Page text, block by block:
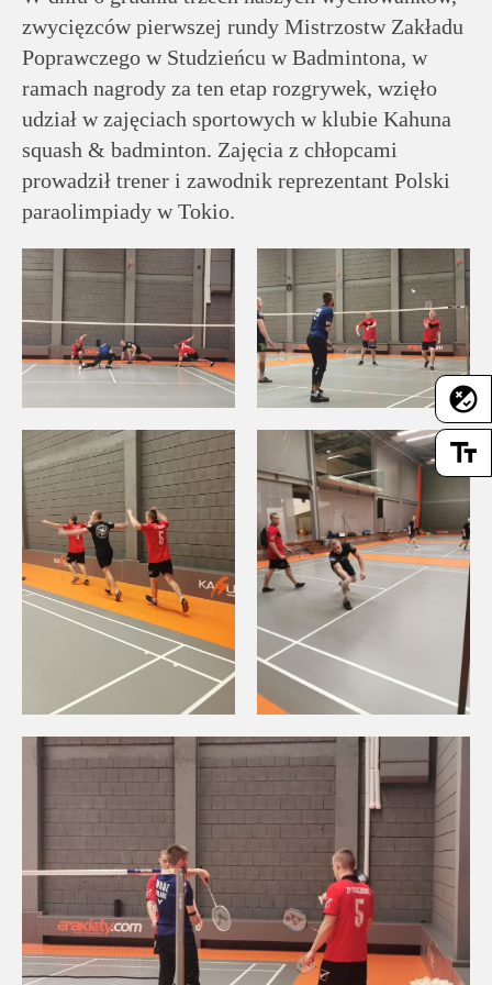
flaky
text_fields
Dla
pracowników
Historia
Wirtualny
spacer
Mapa
strony
Deklaracja
dostępności
zwycięzców pierwszej rundy Mistrzostw Zakładu
Poprawczego w Studzieńcu w Badmintona, w
ramach nagrody za ten etap rozgrywek, wzięło
udział w zajęciach sportowych w klubie Kahuna
squash & badminton. Zajęcia z chłopcami
prowadził trener i zawodnik reprezentant Polski
paraolimpiady w Tokio.